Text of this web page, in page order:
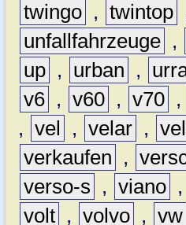
twingo , twintop
unfallfahrzeuge ,
up , urban ,
v6 , v60 , v70 ,
, vel , velar ,
verkaufen
,
verso-s
, viano ,
volt , volvo , vw